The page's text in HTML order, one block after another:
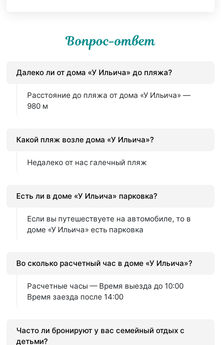
Вопрос-ответ
Далеко ли от дома «У Ильича» до пляжа?
Расстояние до пляжа от дома «У Ильича» —
980 м
Какой пляж возле дома «У Ильича»?
Недалеко от нас галечный пляж
Есть ли в доме «У Ильича» парковка?
Если вы путешествуете на автомобиле, то в
доме «У Ильича» есть парковка
Во сколько расчетный час в доме «У Ильича»?
Расчетные часы — Время выезда до 10:00
Время заезда после 14:00
Часто ли бронируют у вас семейный отдых с
детьми?